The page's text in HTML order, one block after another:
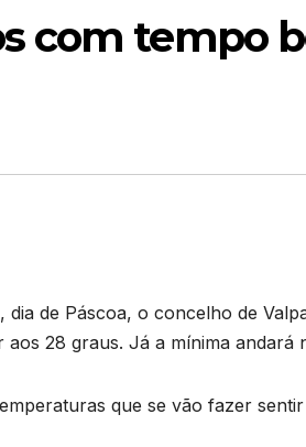
com tempo
dia de Páscoa, o concelho de
aos 28 graus. Já a mínima
que se vão fazer